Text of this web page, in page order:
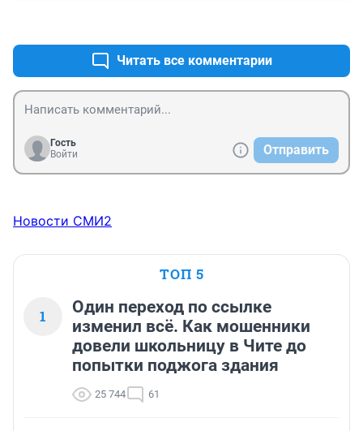
Читать все комментарии
Гость
Войти
Отправить
Новости СМИ2
ТОП 5
1
Один переход по ссылке
изменил всё. Как мошенники
довели школьницу в Чите до
попытки поджога здания
25 744 61